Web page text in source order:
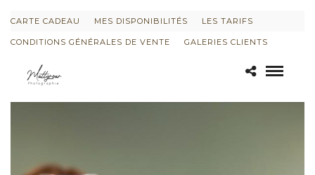
CARTE CADEAU MES DISPONIBILITÉS LES TARIFS
CONDITIONS GÉNÉRALES DE VENTE GALERIES CLIENTS